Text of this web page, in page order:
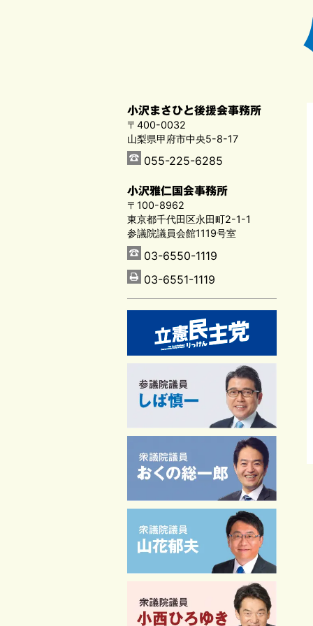
小沢まさひと後援会事務所
〒400-0032
山梨県甲府市中央5-8-17
055-225-6285
小沢雅仁国会事務所
〒100-8962
東京都千代田区永田町2-1-1
参議院議員会館1119号室
03-6550-1119
03-6551-1119